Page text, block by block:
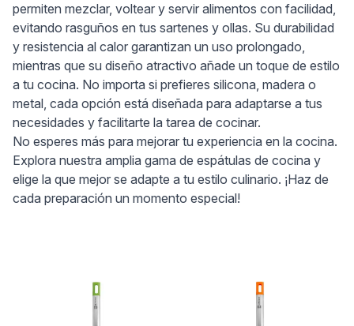
permiten mezclar, voltear y servir alimentos con facilidad,
evitando rasguños en tus sartenes y ollas. Su durabilidad
y resistencia al calor garantizan un uso prolongado,
mientras que su diseño atractivo añade un toque de estilo
a tu cocina. No importa si prefieres silicona, madera o
metal, cada opción está diseñada para adaptarse a tus
necesidades y facilitarte la tarea de cocinar.
No esperes más para mejorar tu experiencia en la cocina.
Explora nuestra amplia gama de espátulas de cocina y
elige la que mejor se adapte a tu estilo culinario. ¡Haz de
cada preparación un momento especial!